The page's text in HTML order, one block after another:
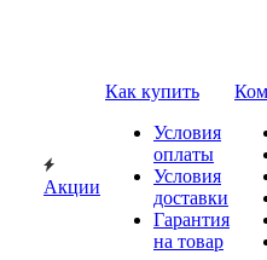
Акции
Как купить
Условия
оплаты
Условия
доставки
Гарантия
на товар